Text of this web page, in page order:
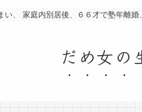
い、 家庭内別居後、６６才で塾年離
だめ女の